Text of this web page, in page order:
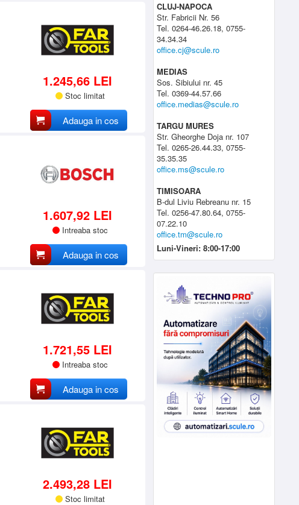
1.245,66 LEI
Stoc limitat
Adauga in cos
1.607,92 LEI
Intreaba stoc
Adauga in cos
1.721,55 LEI
Intreaba stoc
Adauga in cos
2.493,28 LEI
Stoc limitat
CLUJ-NAPOCA
Str. Fabricii Nr. 56
Tel. 0264-46.26.18, 0755-
34.34.34
office.cj@scule.ro
MEDIAS
Sos. Sibiului nr. 45
Tel. 0369-44.57.66
office.medias@scule.ro
TARGU MURES
Str. Gheorghe Doja nr. 107
Tel. 0265-26.44.33, 0755-
35.35.35
office.ms@scule.ro
TIMISOARA
B-dul Liviu Rebreanu nr. 15
Tel. 0256-47.80.64, 0755-
07.22.10
office.tm@scule.ro
Luni-Vineri: 8:00-17:00